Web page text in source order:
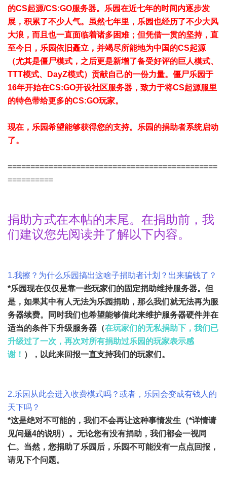
的CS起源/CS:GO服务器。乐园在近七年的时间内逐步发
展，积累了不少人气。虽然七年里，乐园也经历了不少大风
大浪，而且也一直面临着诸多困难；但凭借一贯的坚持，直
至今日，乐园依旧矗立，并竭尽所能地为中国的CS起源
（尤其是僵尸模式，之后更是新增了备受好评的巨人模式、
TTT模式、DayZ模式）贡献自己的一份力量。 僵尸乐园于
16年开始在CS:GO开设社区服务器，致力于将CS起源服里
的特色带给更多的CS:GO玩家。
现在，乐园希望能够获得您的支持。乐园的捐助者系统启动
了。
==============================================
==========
捐助方式在本帖的末尾。在捐助前，我
们建议您先阅读并了解以下内容。
1.我擦？为什么乐园搞出这啥子捐助者计划？出来骗钱了？
*乐园现在仅仅是靠一些玩家们的固定捐助维持服务器。但
是，如果其中有人无法为乐园捐助，那么我们就无法再为服
务器续费。同时我们也希望能够借此来维护服务器硬件并在
适当的条件下升级服务器（在玩家们的无私捐助下，我们已
升级过了一次，再次对所有捐助过乐园的玩家表示感
谢！ ），以此来回报一直支持我们的玩家们。
2.乐园从此会进入收费模式吗？或者，乐园会变成有钱人的
天下吗？
*这是绝对不可能的，我们不会再让这种事情发生（*详情请
见问题4的说明）。无论您有没有捐助，我们都会一视同
仁。当然，您捐助了乐园后，乐园不可能没有一点点回报，
请见下个问题。